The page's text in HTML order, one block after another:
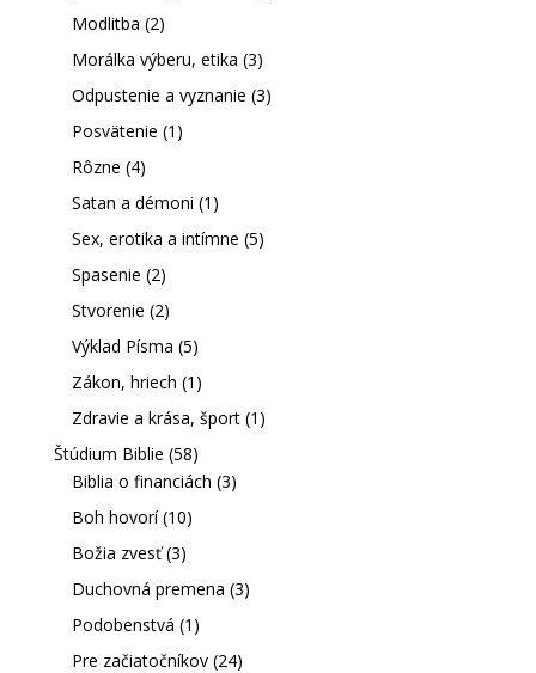
Modlitba (2)
Morálka výberu, etika (3)
Odpustenie a vyznanie (3)
Posvätenie (1)
Rôzne (4)
Satan a démoni (1)
Sex, erotika a intímne (5)
Spasenie (2)
Stvorenie (2)
Výklad Písma (5)
Zákon, hriech (1)
Zdravie a krása, šport(1)
Štúdium Biblie (58)
Biblia o financiách (3)
Boh hovorí(10)
Božia zvesť(3)
Duchovná premena (3)
Podobenstvá (1)
Pre začiatočníkov(24)